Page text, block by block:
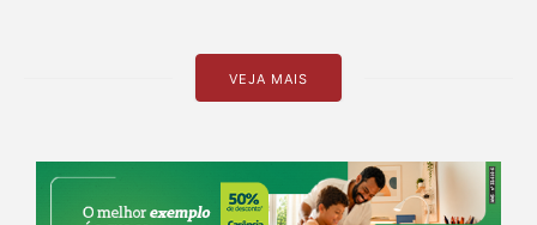
VEJA MAIS